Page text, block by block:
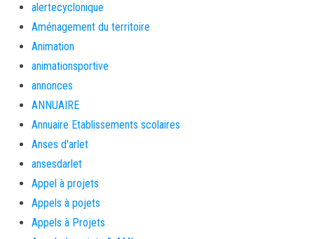
alertecyclonique
Aménagement du territoire
Animation
animationsportive
annonces
ANNUAIRE
Annuaire Etablissements scolaires
Anses d'arlet
ansesdarlet
Appel à projets
Appels à pojets
Appels à Projets